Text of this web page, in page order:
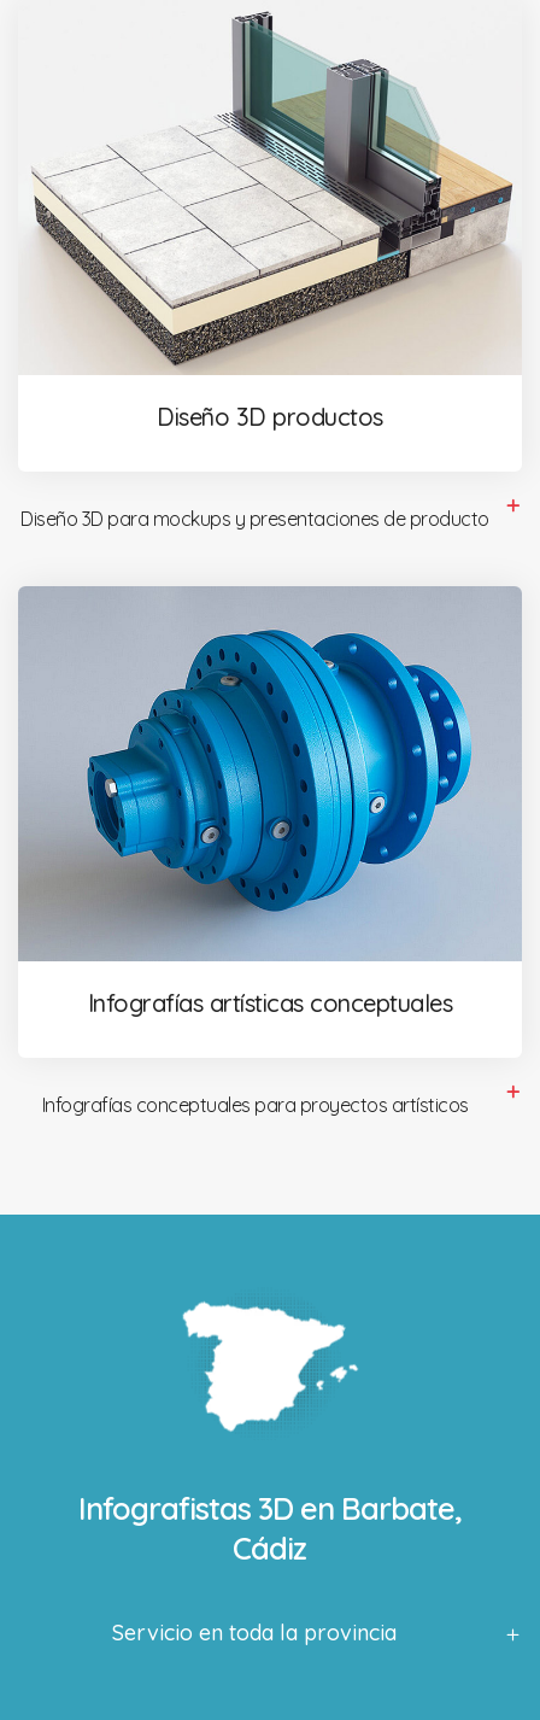
Diseño 3D productos
Diseño 3D para mockups y presentaciones de producto
Infografías artísticas conceptuales
Infografías conceptuales para proyectos artísticos
Infografistas 3D en Barbate,
Cádiz
Servicio en toda la provincia